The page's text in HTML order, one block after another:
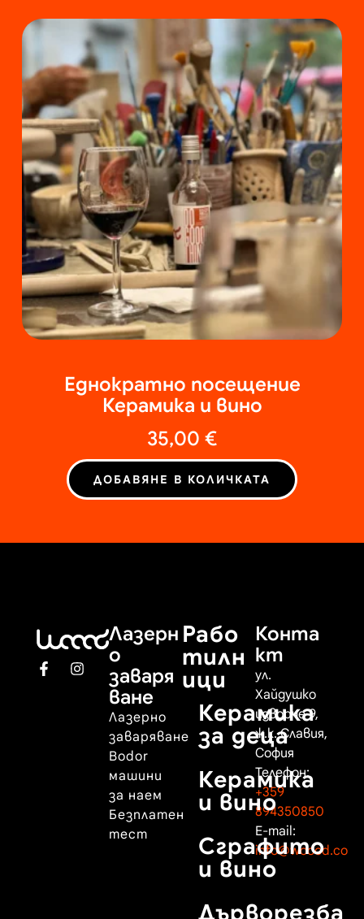
Еднократно посещение
Керамика и вино
35,00 €
ДОБАВЯНЕ В КОЛИЧКАТА
Лазерн
о
заваря
ване
Лазерно
заваряване
Bodor
машини
за наем
Безплатен
тест
Рабо
тилн
ици
Керамика
за деца
Керамика
и вино
Сграфито
и вино
Дърворезба
Конта
кт
ул.
Хайдушко
изворче 9,
ж.к. Славия,
София
Телефон:
+359
894350850
E-mail:
info@woood.co